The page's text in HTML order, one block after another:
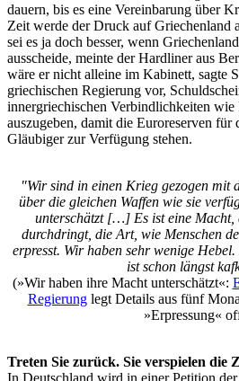
dauern, bis es eine Vereinbarung über
Zeit werde der Druck auf Griechenland
sei es ja doch besser, wenn
ausscheide, meinte der Hardliner aus
wäre er nicht alleine im Kabinett, sagte
griechischen Regierung vor,
innergriechischen Verbindlichkeiten wie
auszugeben, damit die Euroreserven für
Gläubiger zur Verfügung stehen.
"Wir sind in einen Krieg gezogen mit
über die gleichen Waffen wie sie
unterschätzt […] Es ist eine Macht,
durchdringt, die Art, wie Menschen
erpresst. Wir haben sehr wenige
ist schon längst
(»Wir haben ihre Macht unterschätzt«:
Regierunglegt Details aus fünf
»Erpressung«
Treten Sie zurück. Sie verspielen die
In Deutschland wird in einer Petition